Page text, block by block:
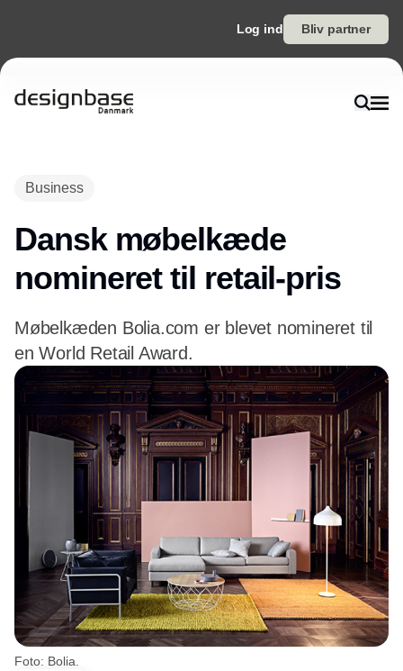
Log ind Bliv partner
Business
Dansk møbelkæde
nomineret til retail-pris
Møbelkæden Bolia.com er blevet nomineret til
en World Retail Award.
Foto: Bolia.